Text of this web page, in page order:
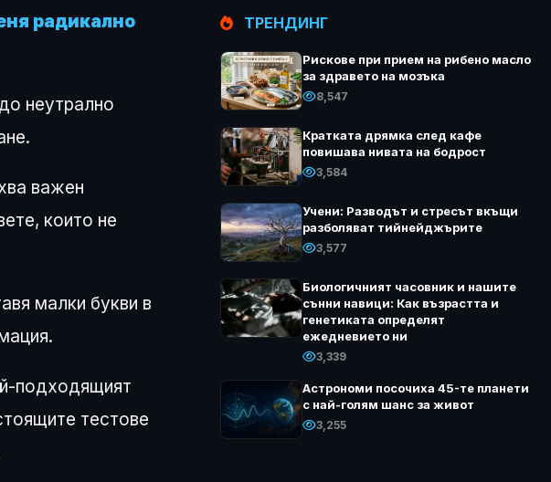
радикално
неутрално
важен
които не
малки букви в
подходящият
тестове
ТРЕНДИНГ
Рискове при прием на рибено масло
за здравето на мозъка
8,547
Кратката дрямка след кафе
повишава нивата на бодрост
3,584
Учени: Разводът и стресът вкъщи
разболяват тийнейджърите
3,577
Биологичният часовник и нашите
сънни навици: Как възрастта и
генетиката определят
ежедневието ни
3,339
Астрономи посочиха 45-те планети
с най-голям шанс за живот
3,255